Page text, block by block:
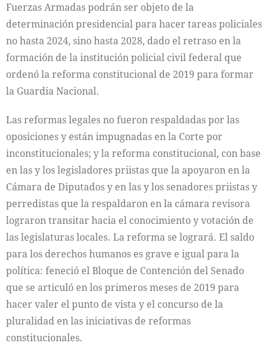
Fuerzas Armadas podrán ser objeto de la
determinación presidencial para hacer tareas policiales
no hasta 2024, sino hasta 2028, dado el retraso en la
formación de la institución policial civil federal que
ordenó la reforma constitucional de 2019 para formar
la Guardia Nacional.
Las reformas legales no fueron respaldadas por las
oposiciones y están impugnadas en la Corte por
inconstitucionales; y la reforma constitucional, con base
en las y los legisladores priistas que la apoyaron en la
Cámara de Diputados y en las y los senadores priistas y
perredistas que la respaldaron en la cámara revisora
lograron transitar hacia el conocimiento y votación de
las legislaturas locales. La reforma se logrará. El saldo
para los derechos humanos es grave e igual para la
política: feneció el Bloque de Contención del Senado
que se articuló en los primeros meses de 2019 para
hacer valer el punto de vista y el concurso de la
pluralidad en las iniciativas de reformas
constitucionales.